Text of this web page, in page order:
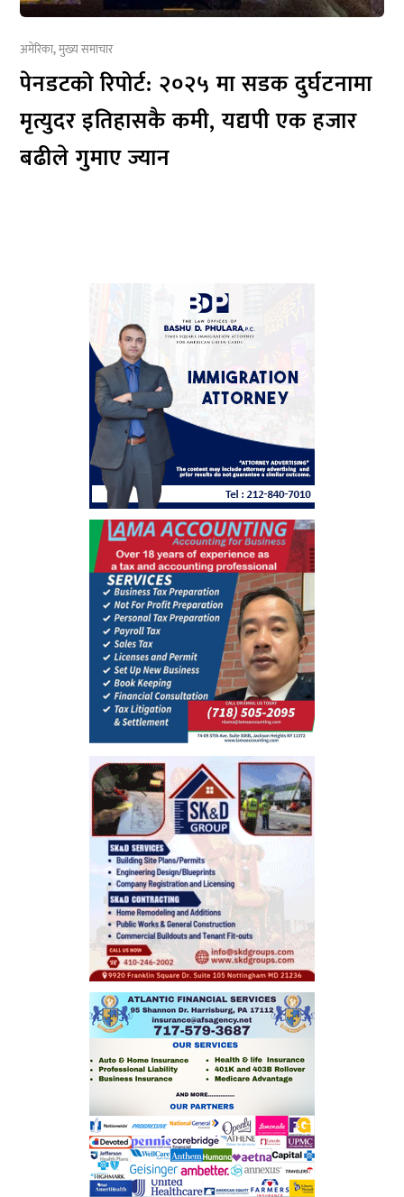
अमेरिका,मुख्य समाचार
पेनडटको रिपोर्ट: २०२५ मा सडक दुर्घटनामा
मृत्युदर इतिहासकै कमी, यद्यपी एक हजार
बढीले गुमाए ज्यान